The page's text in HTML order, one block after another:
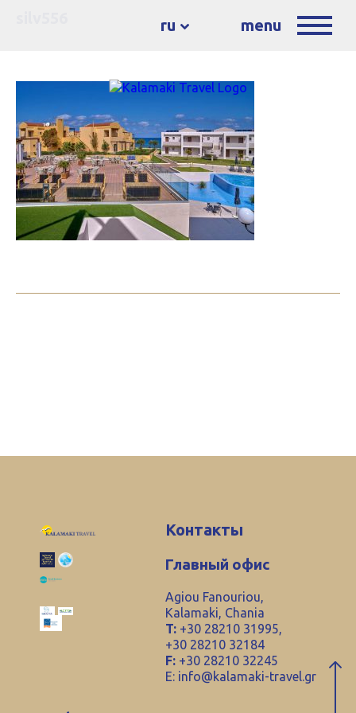
ru menu
Контакты
Главный офис
Agiou Fanouriou,
Kalamaki, Chania
T: +30 28210 31995,
+30 28210 32184
F: +30 28210 32245
E: info@kalamaki-travel.gr